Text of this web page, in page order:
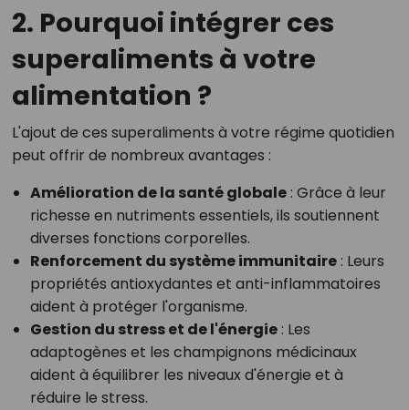
2. Pourquoi intégrer ces
superaliments à votre
alimentation ?
L'ajout de ces superaliments à votre régime quotidien
peut offrir de nombreux avantages :
Amélioration de la santé globale: Grâce à leur
richesse en nutriments essentiels, ils soutiennent
diverses fonctions corporelles.
Renforcement du système immunitaire: Leurs
propriétés antioxydantes et anti-inflammatoires
aident à protéger l'organisme.
Gestion du stress et de l'énergie: Les
adaptogènes et les champignons médicinaux
aident à équilibrer les niveaux d'énergie et à
réduire le stress.